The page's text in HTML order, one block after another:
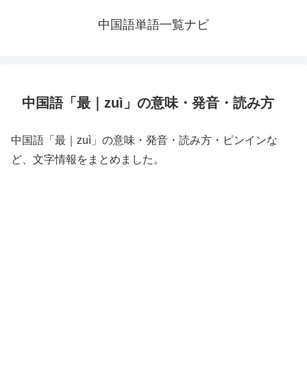
中国語単語一覧ナビ
中国語「最｜zuì」の意味・発音・読み方
中国語「最｜zuì」の意味・発音・読み方・ピンインな
ど、文字情報をまとめました。